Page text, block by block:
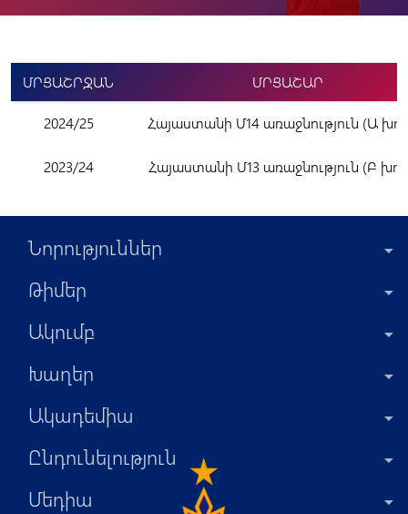
ՄՐՑԱՇՐՋԱՆ ՄՐՑԱՇԱՐ
2024/25 Հայաստանի Մ14 առաջնություն (Ա
2023/24 Հայաստանի Մ13 առաջնություն (Բ
Նորություններ
Թիմեր
Ակումբ
Խաղեր
Ակադեմիա
Ընդունելություն
Մեդիա